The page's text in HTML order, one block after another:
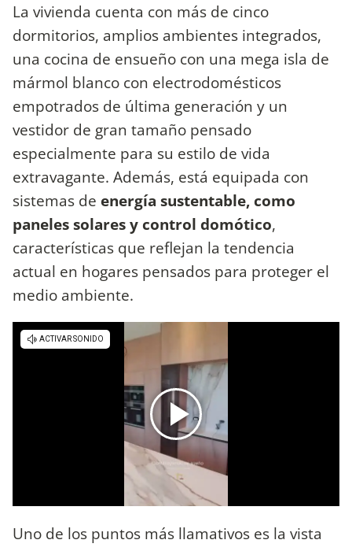
La vivienda cuenta con más de cinco
dormitorios, amplios ambientes integrados,
una cocina de ensueño con una mega isla de
mármol blanco con electrodomésticos
empotrados de última generación y un
vestidor de gran tamaño pensado
especialmente para su estilo de vida
extravagante. Además, está equipada con
sistemas de energía sustentable, como
paneles solares y control domótico,
características que reflejan la tendencia
actual en hogares pensados para proteger el
medio ambiente.
Uno de los puntos más llamativos es la vista